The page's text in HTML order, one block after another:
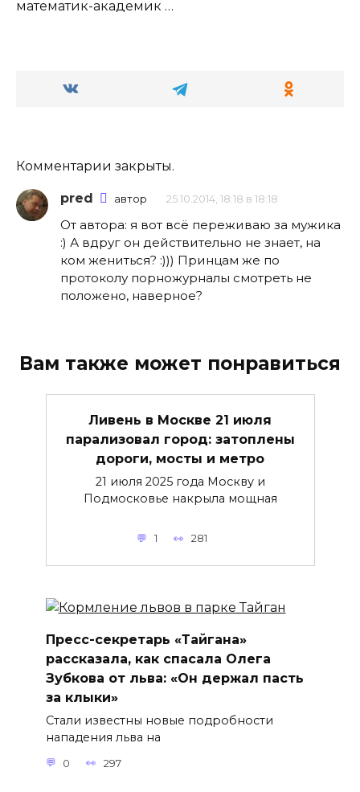
математик-академик …
Комментарии закрыты.
pred автор 25.10.2014, 18:18 в 18:18
От автора: я вот всё переживаю за мужика
:) А вдруг он действительно не знает, на
ком жениться? :))) Принцам же по
протоколу порножурналы смотреть не
положено, наверное?
Вам также может понравиться
Ливень в Москве 21 июля
парализовал город: затоплены
дороги, мосты и метро
21 июля 2025 года Москву и
Подмосковье накрыла мощная
1 281
Пресс-секретарь «Тайгана»
рассказала, как спасала Олега
Зубкова от льва: «Он держал пасть
за клыки»
Стали известны новые подробности
нападения льва на
0 297